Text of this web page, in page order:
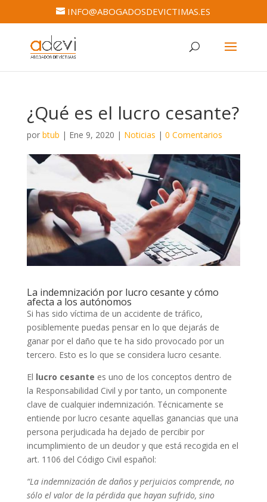
INFO@ABOGADOSDEVICTIMAS.ES
¿Qué es el lucro cesante?
por btub | Ene 9, 2020 | Noticias | 0 Comentarios
La indemnización por lucro cesante y cómo
afecta a los autónomos
Si has sido víctima de un accidente de tráfico,
posiblemente puedas pensar en lo que dejarás de
ganar por el daño que te ha sido provocado por un
tercero. Esto es lo que se considera lucro cesante.
El lucro cesante es uno de los conceptos dentro de
la Responsabilidad Civil y por tanto, un componente
clave de cualquier indemnización. Técnicamente se
entiende por lucro cesante aquellas ganancias que una
persona perjudicada ha dejado de percibir por
incumplimiento de un deudor y que está recogida en el
art. 1106 del Código Civil español:
“La indemnización de daños y perjuicios comprende, no
sólo el valor de la pérdida que hayan sufrido, sino